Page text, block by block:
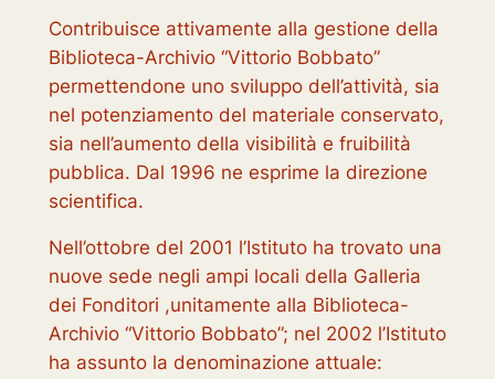
Contribuisce attivamente alla gestione della
Biblioteca-Archivio “Vittorio Bobbato”
permettendone uno sviluppo dell’attività, sia
nel potenziamento del materiale conservato,
sia nell’aumento della visibilità e fruibilità
pubblica. Dal 1996 ne esprime la direzione
scientifica.
Nell’ottobre del 2001 l’Istituto ha trovato una
nuove sede negli ampi locali della Galleria
dei Fonditori ,unitamente alla Biblioteca-
Archivio “Vittorio Bobbato”; nel 2002 l’Istituto
ha assunto la denominazione attuale: